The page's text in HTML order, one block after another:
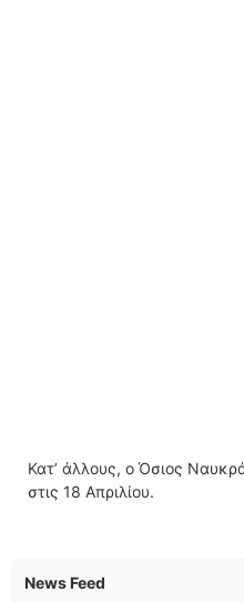
Κατ’ άλλους, ο Όσιος
στις 18 Απριλίου.
News Feed